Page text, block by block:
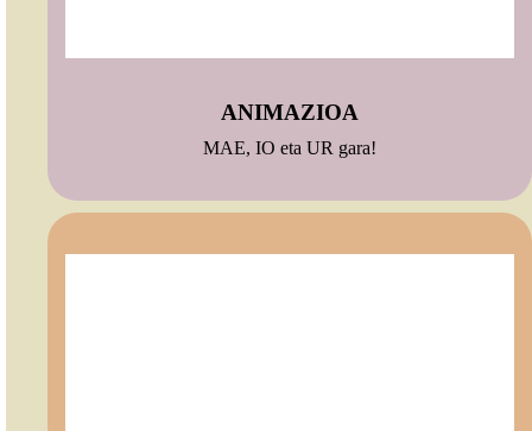
ANIMAZIOA
MAE, IO eta UR gara!